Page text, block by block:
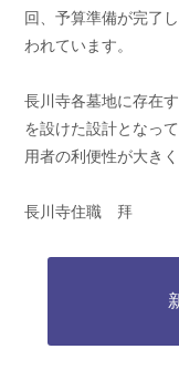
回、予算準備が完了
われています。
長川寺各墓地に存在
を設けた設計となっ
用者の利便性が大き
長川寺住職 拜